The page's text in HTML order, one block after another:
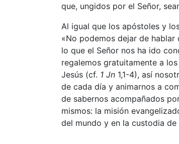
que, ungidos por el Señor,
Al igual que los apóstoles y
«No podemos dejar de
lo que el Señor nos ha ido
regalemos gratuitamente a
Jesús (cf. 1 Jn 1,1-4), así
de cada día y animarnos a
de sabernos acompañados
mismos: la misión
del mundo y en la custodia de